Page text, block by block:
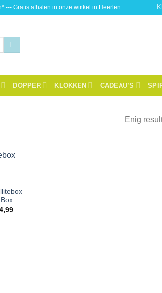
--- Gratis afhalen in onze winkel in Heerlen
DOPPER KLOKKEN CADEAU’S
Enig
wenslijst
Prijsklasse: